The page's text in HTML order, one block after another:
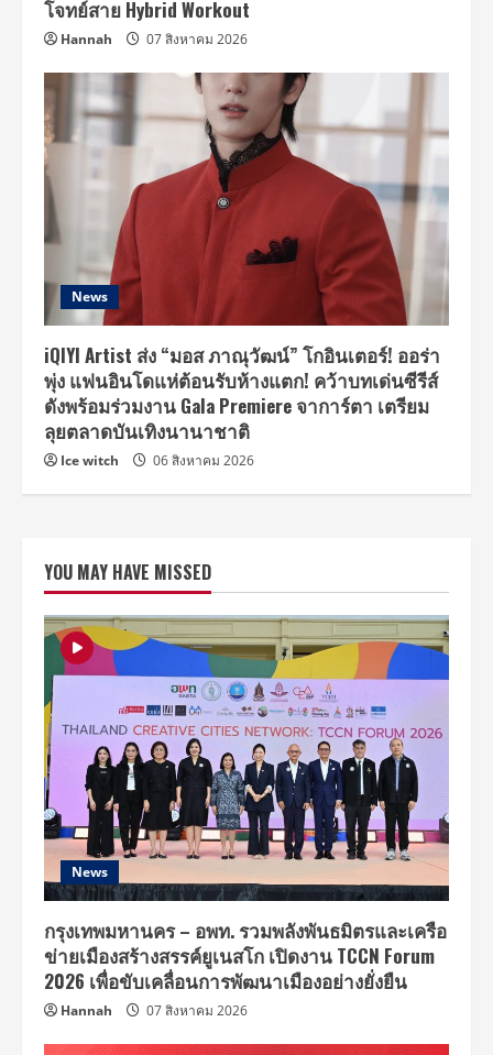
โจทย์สาย Hybrid Workout
Hannah 07 สิงหาคม 2026
News
iQIYI Artist ส่ง “มอส ภาณุวัฒน์” โกอินเตอร์! ออร่า
พุ่ง แฟนอินโดแห่ต้อนรับห้างแตก! คว้าบทเด่นซีรีส์
ดังพร้อมร่วมงาน Gala Premiere จาการ์ตา เตรียม
ลุยตลาดบันเทิงนานาชาติ
Ice witch 06 สิงหาคม 2026
YOU MAY HAVE MISSED
News
กรุงเทพมหานคร – อพท. รวมพลังพันธมิตรและเครือ
ข่ายเมืองสร้างสรรค์ยูเนสโก เปิดงาน TCCN Forum
2026 เพื่อขับเคลื่อนการพัฒนาเมืองอย่างยั่งยืน
Hannah 07 สิงหาคม 2026